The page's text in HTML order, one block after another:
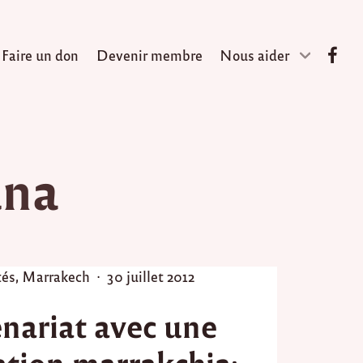
Faire un don Devenir membre Nous aider
, Marrakech
P
t
e
30 juillet 2012
avec une